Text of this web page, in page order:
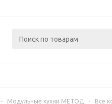
- Модульные кухни МЕТОД - Все